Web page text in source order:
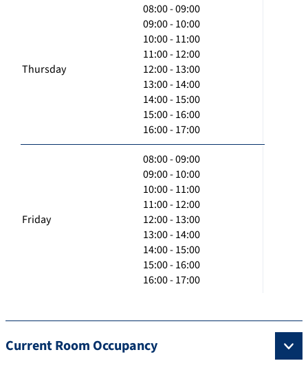
Thursday
08:00 - 09:00
09:00 - 10:00
10:00 - 11:00
11:00 - 12:00
12:00 - 13:00
13:00 - 14:00
14:00 - 15:00
15:00 - 16:00
16:00 - 17:00
Friday
08:00 - 09:00
09:00 - 10:00
10:00 - 11:00
11:00 - 12:00
12:00 - 13:00
13:00 - 14:00
14:00 - 15:00
15:00 - 16:00
16:00 - 17:00
Current Room Occupancy